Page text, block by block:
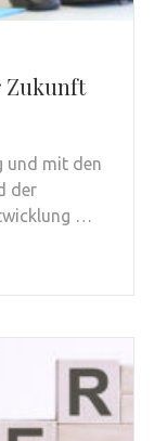
Zukunft
und mit den
der
…